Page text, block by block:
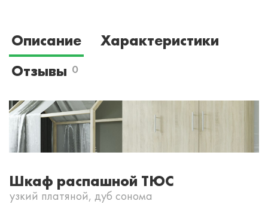
Описание
Характеристики
Отзывы 0
Шкаф распашной ТЮС
узкий платяной, дуб сонома